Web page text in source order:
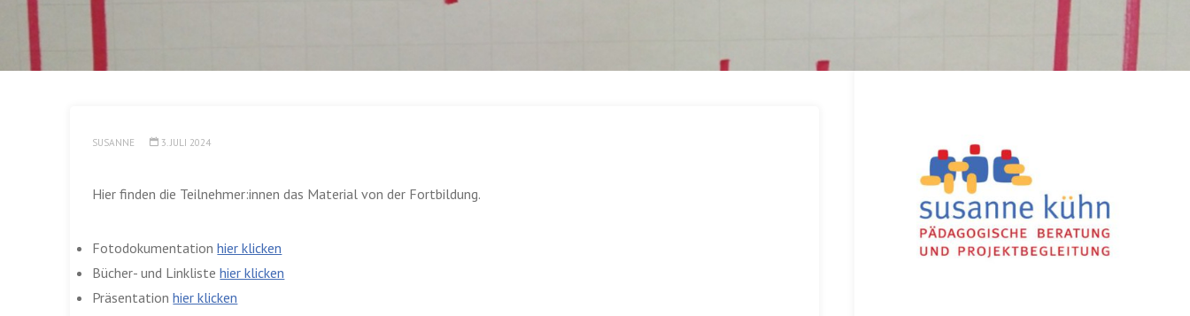
SUSANNE 3. JULI 2024
Hier finden die Teilnehmer:innen das Material von der Fortbildung.
Fotodokumentationhier klicken
Bücher- und Linklistehier klicken
Präsentationhier klicken